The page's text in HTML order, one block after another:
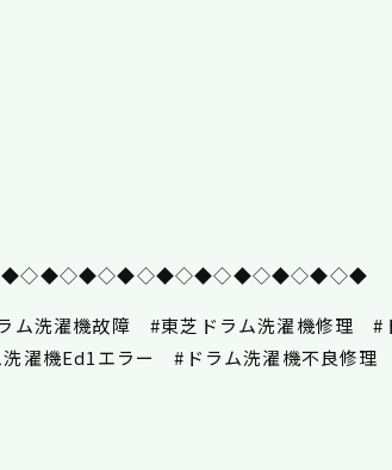
洗濯機故障 #東芝ドラム洗濯機修理
濯機Ed1エラー #ドラム洗濯機不良修